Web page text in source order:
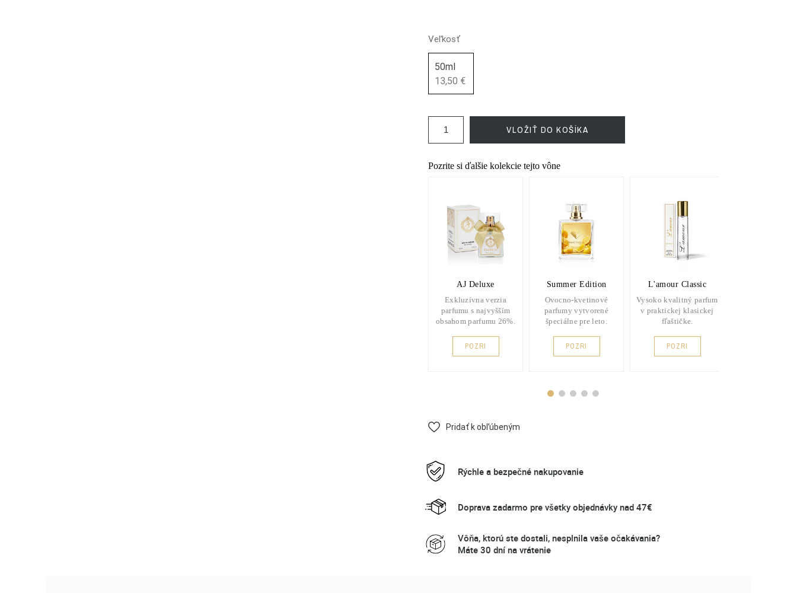
Veľkosť
50ml
13,50 €
VLOŽIŤ DO KOŠÍKA
Pozrite si ďalšie kolekcie tejto vône
AJ Deluxe
Exkluzívna verzia
parfumu s najvyšším
obsahom parfumu 26%.
POZRI
Summer Edition
Ovocno-kvetinové
parfumy vytvorené
špeciálne pre leto.
POZRI
L'amour Classic
Vysoko kvalitný parfum
v praktickej klasickej
fľaštičke.
POZRI
Pridať k obľúbeným
Rýchle a bezpečné nakupovanie
Doprava zadarmo pre všetky objednávky nad 47€
Vôňa, ktorú ste dostali, nesplnila vaše očakávania?
Máte 30 dní na vrátenie